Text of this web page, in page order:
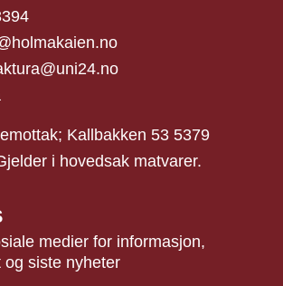
Kallbakken 53 5379
i hovedsak matvarer.
medier for informasjon,
og siste nyheter